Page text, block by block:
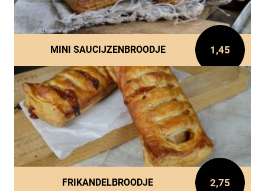
MINI SAUCIJZENBROODJE 1,45
FRIKANDELBROODJE 2,75